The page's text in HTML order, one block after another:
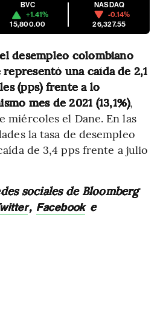
BVC
+1.41%
15,800.00
NASDAQ
-0.14%
26,327.55
desempleo colombiano
representó una caída de 2,1
(pps) frente a lo
mes de 2021 (13,1%),
miércoles el Dane. En las
la tasa de desempleo
de 3,4 pps frente a julio
sociales de Bloomberg
, Facebook e